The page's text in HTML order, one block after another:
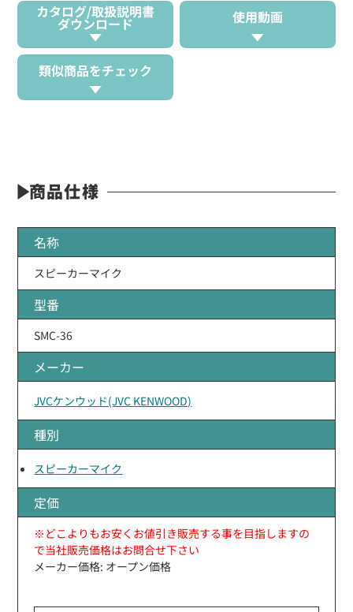
カタログ/取扱説明書
ダウンロード 使用動画
類似商品をチェック
商品仕様
名称
スピーカーマイク
型番
SMC-36
メーカー
JVCケンウッド(JVC KENWOOD)
種別
スピーカーマイク
定価
※どこよりもお安くお値引き販売する事を目指しますの
で当社販売価格はお問合せ下さい
メーカー価格: オープン価格